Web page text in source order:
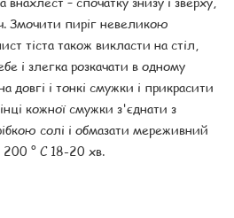
Змочити пиріг невеликою
тіста також викласти на стіл,
і злегка розкачати в одному
довгі і тонкі смужки і прикрасити
кожної смужки з'єднати з
солі і обмазати мереживний
200 ° С 18-20 хв.